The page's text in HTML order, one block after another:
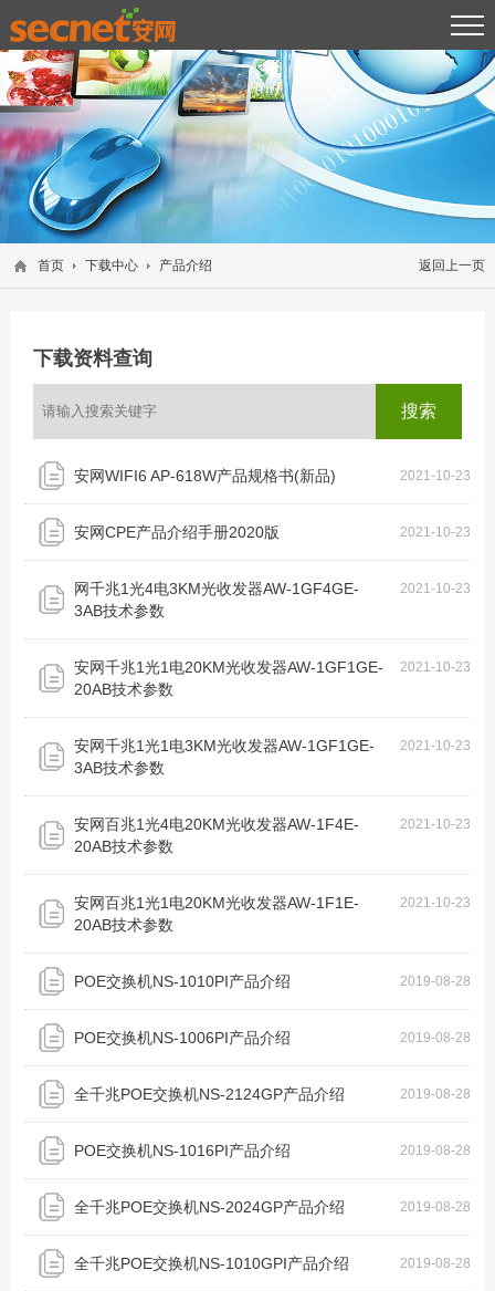
返回上一页
首页 下载中心 产品介绍
下载资料查询
2021-10-23
安网WIFI6 AP-618W产品规格书(新品)
2021-10-23
安网CPE产品介绍手册2020版
2021-10-23
网千兆1光4电3KM光收发器AW-1GF4GE-
3AB技术参数
2021-10-23
安网千兆1光1电20KM光收发器AW-1GF1GE-
20AB技术参数
2021-10-23
安网千兆1光1电3KM光收发器AW-1GF1GE-
3AB技术参数
2021-10-23
安网百兆1光4电20KM光收发器AW-1F4E-
20AB技术参数
2021-10-23
安网百兆1光1电20KM光收发器AW-1F1E-
20AB技术参数
2019-08-28
POE交换机NS-1010PI产品介绍
2019-08-28
POE交换机NS-1006PI产品介绍
2019-08-28
全千兆POE交换机NS-2124GP产品介绍
2019-08-28
POE交换机NS-1016PI产品介绍
2019-08-28
全千兆POE交换机NS-2024GP产品介绍
2019-08-28
全千兆POE交换机NS-1010GPI产品介绍